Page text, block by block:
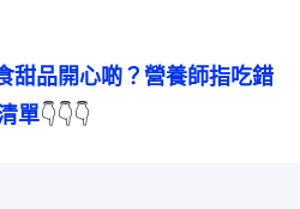
甜品開心啲？營養師指吃錯
單👇👇👇